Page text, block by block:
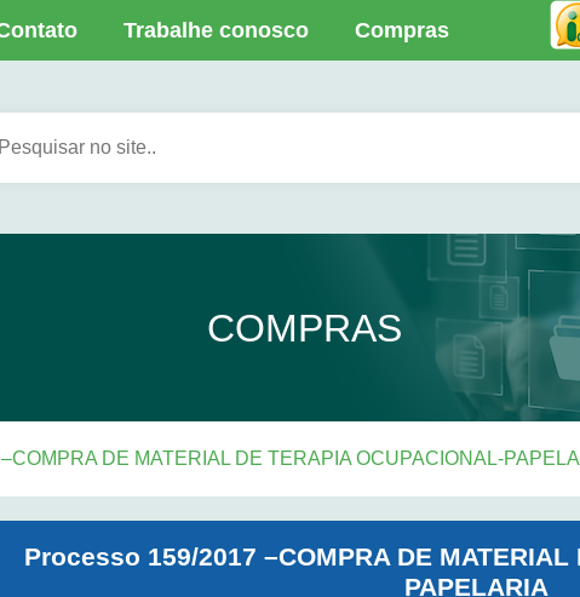
Trabalhe conosco Compras
COMPRAS
DE MATERIAL DE TERAPIA OCUPACIONAL-
Processo 159/2017 –COMPRA DE MATERIAL
PAPELARIA